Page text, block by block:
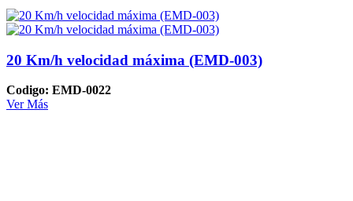
20 Km/h velocidad máxima (EMD-003)
Codigo: EMD-0022
Ver Más